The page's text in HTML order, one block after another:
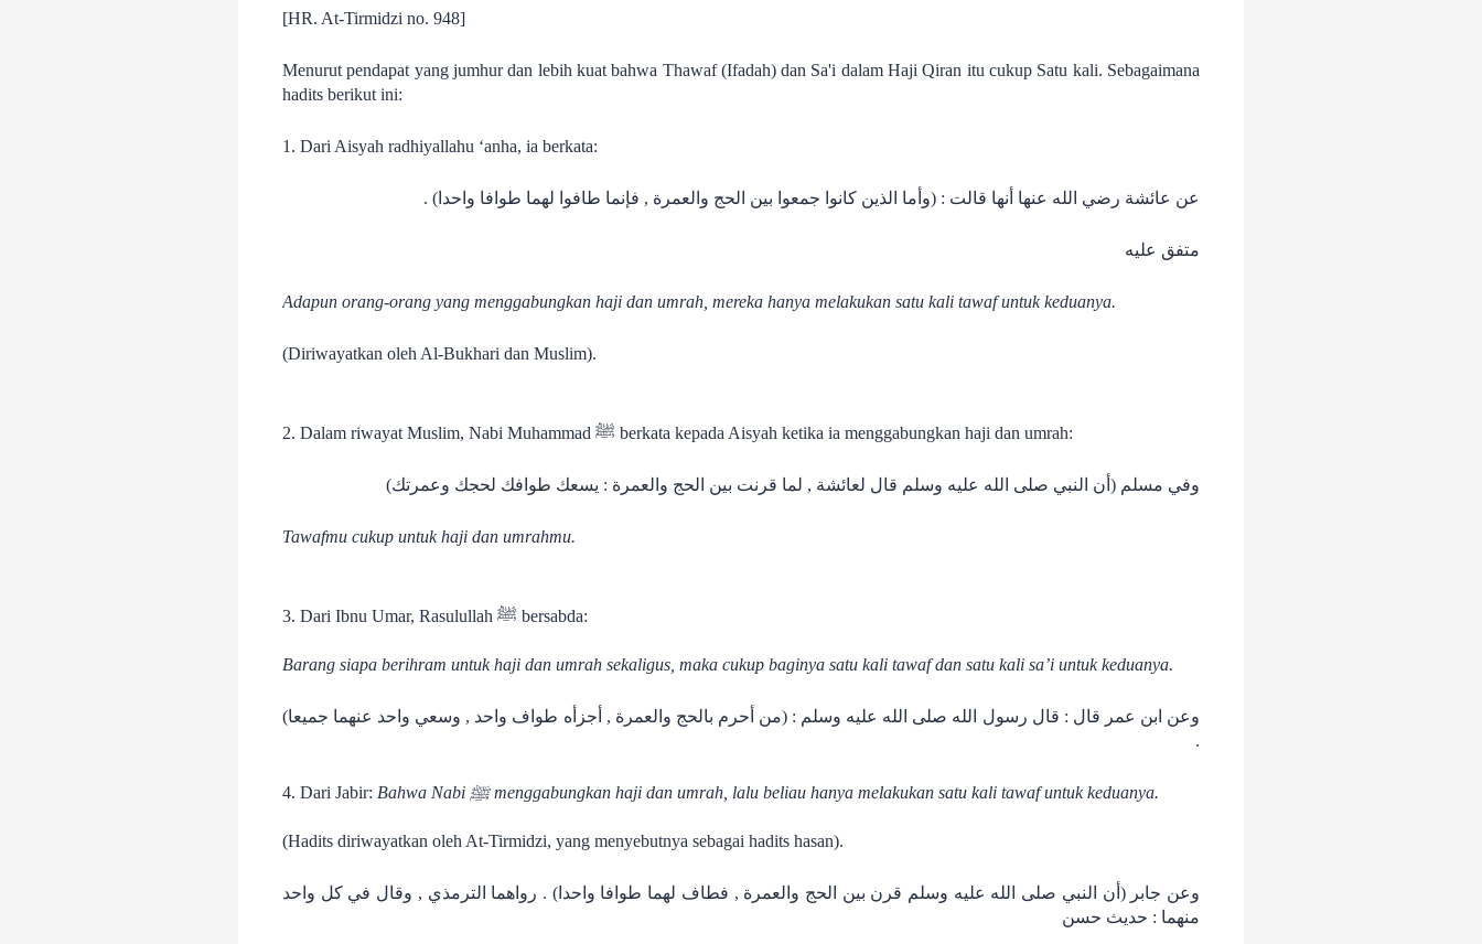
[HR. At-Tirmidzi no. 948]
Menurut pendapat yang jumhur dan lebih kuat bahwa Thawaf (Ifadah) dan Sa'i dalam Haji Qiran itu cukup Satu kali. Sebagaimana
hadits berikut ini:
1. Dari Aisyah radhiyallahu ‘anha, ia berkata:
عن عائشة رضي الله عنها أنها قالت : (وأما الذين كانوا جمعوا بين الحج والعمرة , فإنما طافوا لهما طوافا واحدا) .
متفق عليه
Adapun orang-orang yang menggabungkan haji dan umrah, mereka hanya melakukan satu kali tawaf untuk keduanya.
(Diriwayatkan oleh Al-Bukhari dan Muslim).
2. Dalam riwayat Muslim, Nabi Muhammad ﷺ berkata kepada Aisyah ketika ia menggabungkan haji dan umrah:
وفي مسلم (أن النبي صلى الله عليه وسلم قال لعائشة , لما قرنت بين الحج والعمرة : يسعك طوافك لحجك وعمرتك)
Tawafmu cukup untuk haji dan umrahmu.
3. Dari Ibnu Umar, Rasulullah ﷺ bersabda:
Barang siapa berihram untuk haji dan umrah sekaligus, maka cukup baginya satu kali tawaf dan satu kali sa’i untuk keduanya.
وعن ابن عمر قال : قال رسول الله صلى الله عليه وسلم : (من أحرم بالحج والعمرة , أجزأه طواف واحد , وسعي واحد عنهما جميعا)
.
4. Dari Jabir: Bahwa Nabi ﷺ menggabungkan haji dan umrah, lalu beliau hanya melakukan satu kali tawaf untuk keduanya.
(Hadits diriwayatkan oleh At-Tirmidzi, yang menyebutnya sebagai hadits hasan).
وعن جابر (أن النبي صلى الله عليه وسلم قرن بين الحج والعمرة , فطاف لهما طوافا واحدا) . رواهما الترمذي , وقال في كل واحد
منهما : حديث حسن